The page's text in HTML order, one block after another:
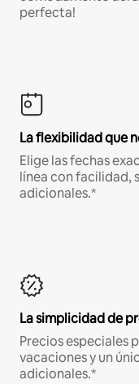
perfecta!
La flexibilidad que
Elige las fechas
línea con facilidad,
adicionales.*
La simplicidad de
Precios especiales
vacaciones y un
adicionales.*